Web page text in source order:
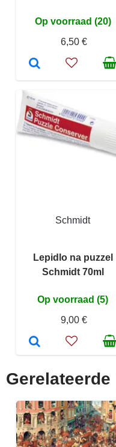
Op voorraad (20)
6,50 €
Schmidt
Lepidlo na puzzel
Schmidt 70ml
Op voorraad (5)
9,00 €